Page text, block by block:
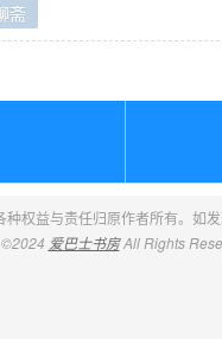
斋
权益与责任归原作者所有。如
©2024 爱巴士书房All Rights